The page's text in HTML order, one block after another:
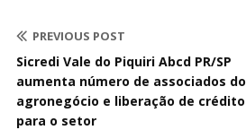
PREVIOUS POST
Sicredi Vale do Piquiri Abcd PR/SP
aumenta número de associados do
agronegócio e liberação de crédito
para o setor